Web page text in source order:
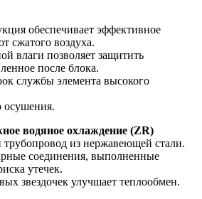
обеспечивает эффективное
сжатого воздуха.
влаги позволяет защитить
после блока.
службы элемента высокого
осушения.
водяное охлаждение (ZR)
трубопровод из нержавеющей стали.
соединения, выполненные
утечек.
звездочек улучшает теплообмен.